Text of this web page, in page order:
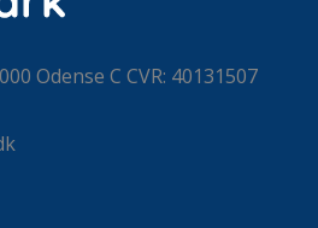
Odense C CVR: 40131507